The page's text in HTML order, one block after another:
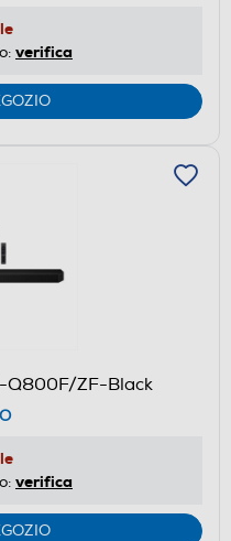
verifica
Q800F/ZF-Black
verifica